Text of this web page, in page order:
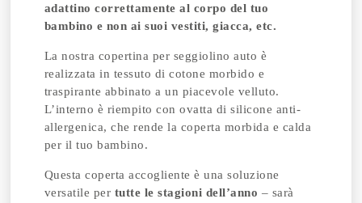
adattino correttamente al corpo del tuo
bambino e non ai suoi vestiti, giacca, etc.
La nostra copertina per seggiolino auto è
realizzata in tessuto di cotone morbido e
traspirante abbinato a un piacevole velluto.
L’interno è riempito con ovatta di silicone anti-
allergenica, che rende la coperta morbida e calda
per il tuo bambino.
Questa coperta accogliente è una soluzione
versatile per tutte le stagioni dell’anno – sarà